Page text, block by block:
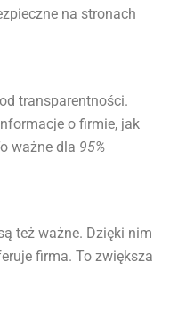
na stronach
transparentności.
o firmie, jak
ważne dla 95%
też ważne. Dzięki nim
firma. To zwiększa